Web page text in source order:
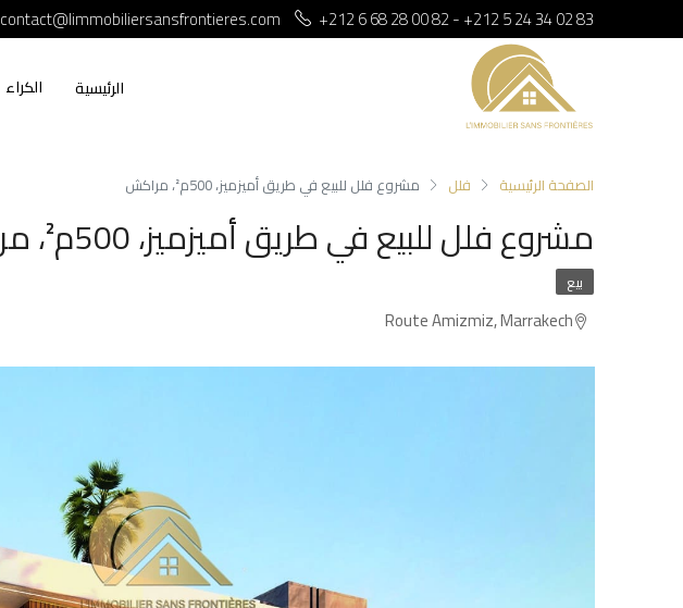
+212 6 68 28 00 82 - +212 5 24 34 02 83
contact@limmobiliersansfrontieres.com
الرئيسية الكراء
الصفحة الرئيسية فلل مشروع فلل للبيع في طريق أميزميز، 500م²، مراكش
مشروع فلل للبيع في طريق أميزميز، 500م²، مراكش
بيع
Route Amizmiz, Marrakech